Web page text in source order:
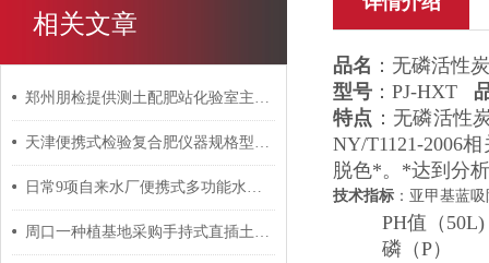
相关文章
郑州朋检提供测土配肥站化验室主要仪器设备清单
天津便携式检验复合肥仪器规格型号厂家
日常9项自来水厂便携式多功能水质检测箱
周口一种植基地采购手持式直插土壤水分快速测定仪
品名 ：无磷活性
型号 ：PJ-HXT
特点 ：无磷活性
NY/T1121-2006
脱色*。*达到分
技术指标 ：亚甲基
PH值（
磷（P）